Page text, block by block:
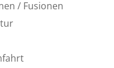
/ Fusionen